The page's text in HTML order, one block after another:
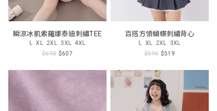
瞬涼冰肌索羅娜泰迪刺繡TEE
L XL 2XL 3XL 4XL
$690 $607
百搭方領蝴蝶刺繡背心
L XL 2XL 3XL
$590 $519